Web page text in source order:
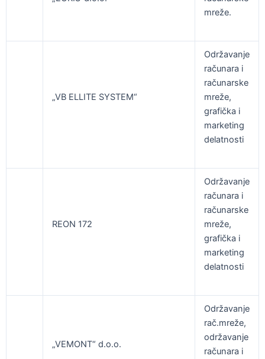
mreže.
„VB ELLITE SYSTEM“
Održavanje
računara i
računarske
mreže,
grafička i
marketing
delatnosti
REON 172
Održavanje
računara i
računarske
mreže,
grafička i
marketing
delatnosti
„VEMONT“ d.o.o.
Održavanje
rač.mreže,
održavanje
računara i